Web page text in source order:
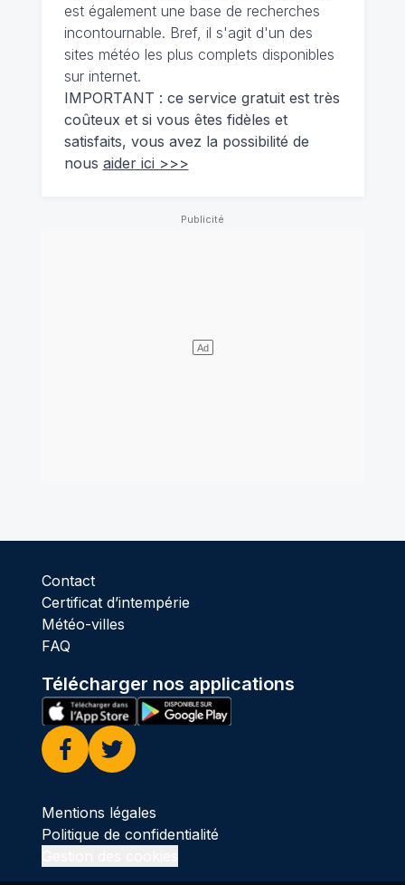
est également une base de recherches
incontournable. Bref, il s'agit d'un des
sites météo les plus complets disponibles
sur internet.
IMPORTANT : ce service gratuit est très
coûteux et si vous êtes fidèles et
satisfaits, vous avez la possibilité de
nous aider ici >>>
Contact
Certificat d’intempérie
Météo-villes
FAQ
Télécharger nos applications
Facebook
Twitter
Mentions légales
Politique de confidentialité